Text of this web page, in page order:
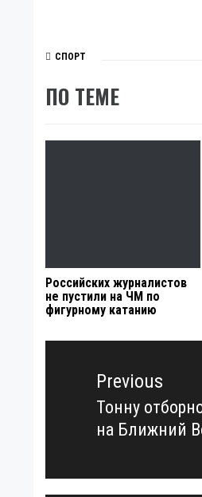
СПОРТ
ПО ТЕМЕ
Российских журналистов
не пустили на ЧМ по
фигурному катанию
Навигация
записямPrevious
Previous
post:
Тонну
на Ближний